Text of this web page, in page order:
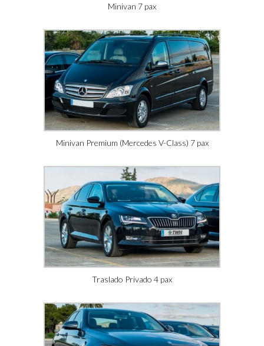
Minivan 7 pax
Minivan Premium (Mercedes V-Class) 7 pax
Traslado Privado 4 pax